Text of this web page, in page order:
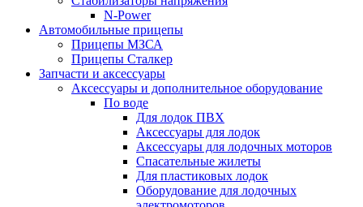
N-Power
Автомобильные прицепы
Прицепы МЗСА
Прицепы Сталкер
Запчасти и аксессуары
Аксессуары и дополнительное оборудование
По воде
Для лодок ПВХ
Аксессуары для лодок
Аксессуары для лодочных моторов
Спасательные жилеты
Для пластиковых лодок
Оборудование для лодочных